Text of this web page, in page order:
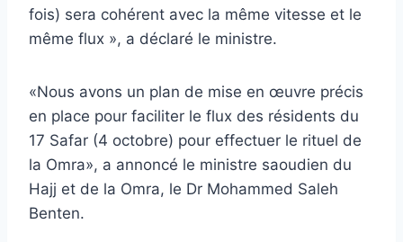
fois) sera cohérent avec la même vitesse et le
même flux », a déclaré le ministre.
«Nous avons un plan de mise en œuvre précis
en place pour faciliter le flux des résidents du
17 Safar (4 octobre) pour effectuer le rituel de
la Omra», a annoncé le ministre saoudien du
Hajj et de la Omra, le Dr Mohammed Saleh
Benten.